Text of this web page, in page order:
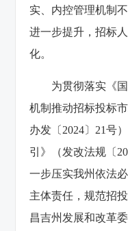
实、内控管理机制
进一步提升，招标
化。
为贯彻落实《
机制推动招标投标
办发〔2024〕21号
引》（发改法规〔
一步压实我州依法
主体责任，规范招
昌吉州发展和改革